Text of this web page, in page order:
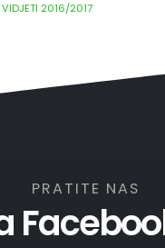
VIDJETI 2016/2017
PRATITE NAS